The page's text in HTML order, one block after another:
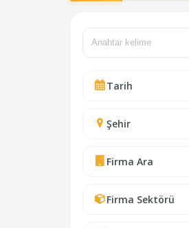
Tarih
Şehir
Firma Ara
Firma Sektörü